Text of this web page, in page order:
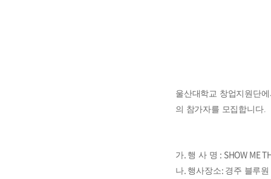
울산대학교 창업지원단
의 참가자를 모집합니다.
가. 행 사 명 : SHOW ME
나. 행사장소: 경주 블루